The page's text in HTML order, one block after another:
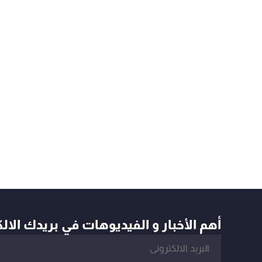
أهم الأخبار و الفيديوهات في بريدك